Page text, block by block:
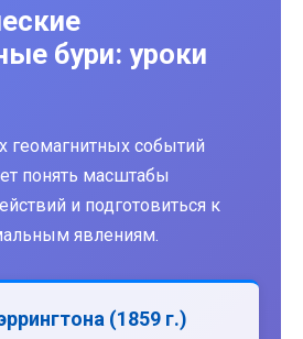
бури: уроки
геомагнитных событий
понять масштабы
и подготовиться к
явлениям.
(1859 г.)